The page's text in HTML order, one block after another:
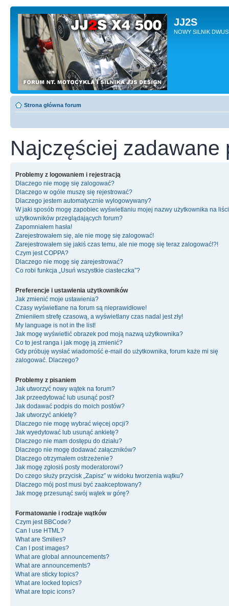
JJ2S
NOWY SILNIK
Strona główna forum
Najczęściej zadawane
Problemy z logowaniem i rejestracją
Dlaczego nie mogę się zalogować?
Dlaczego w ogóle muszę się rejestrować?
Dlaczego jestem automatycznie wylogowywany?
W jaki sposób mogę zapobiec wyświetlaniu mojej nazwy użytkownika na
użytkowników przeglądających forum?
Zapomniałem hasła!
Zarejestrowałem się, ale nie mogę się zalogować!
Zarejestrowałem się jakiś czas temu, ale nie mogę się teraz zalogować!?!
Czym jest COPPA?
Dlaczego nie mogę się zarejestrować?
Co robi funkcja „Usuń wszystkie ciasteczka”?
Preferencje i ustawienia użytkowników
Jak zmienić moje ustawienia?
Czasy wyświetlane na forum są nieprawidłowe!
Zmieniłem strefę czasową, a wyświetlany czas nadal jest zły!
My language is not in the list!
Jak mogę wyświetlić obrazek pod moją nazwą użytkownika?
Co to jest ranga i jak mogę ją zmienić?
Gdy próbuję wysłać wiadomość e-mail do użytkownika, forum każe mi się
zalogować. Dlaczego?
Problemy z pisaniem
Jak utworzyć nowy wątek na forum?
Jak przeedytować lub usunąć post?
Jak dodawać podpis do moich postów?
Jak utworzyć ankietę?
Dlaczego nie mogę wybrać więcej opcji?
Jak wyedytować lub usunąć ankietę?
Dlaczego nie mam dostępu do działu?
Dlaczego nie mogę dodawać załączników?
Dlaczego otrzymałem ostrzeżenie?
Jak mogę zgłosiś posty moderatorowi?
Do czego służy przycisk „Zapisz” w widoku tworzenia wątku?
Dlaczego mój post musi być zaakceptowany?
Jak mogę przesunąć swój wątek w górę?
Formatowanie i rodzaje wątków
Czym jest BBCode?
Can I use HTML?
What are Smilies?
Can I post images?
What are global announcements?
What are announcements?
What are sticky topics?
What are locked topics?
What are topic icons?